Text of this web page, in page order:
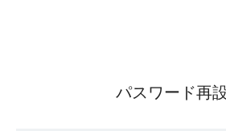
パスワード再